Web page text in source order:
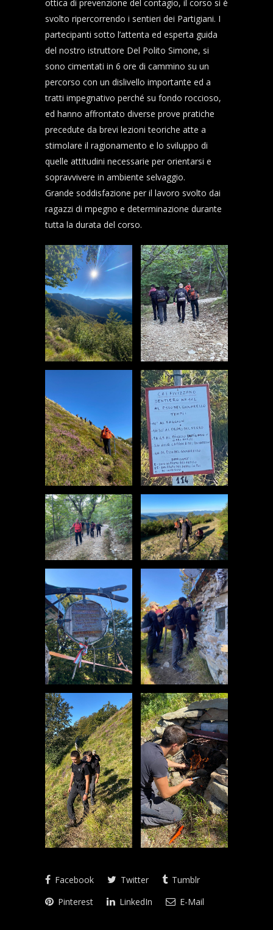
ottica di prevenzione del contagio, il corso si è
svolto ripercorrendo i sentieri dei Partigiani. I
partecipanti sotto l’attenta ed esperta guida
del nostro istruttore Del Polito Simone, si
sono cimentati in 6 ore di cammino su un
percorso con un dislivello importante ed a
tratti impegnativo perché su fondo roccioso,
ed hanno affrontato diverse prove pratiche
precedute da brevi lezioni teoriche atte a
stimolare il ragionamento e lo sviluppo di
quelle attitudini necessarie per orientarsi e
sopravvivere in ambiente selvaggio.
Grande soddisfazione per il lavoro svolto dai
ragazzi di mpegno e determinazione durante
tutta la durata del corso.
Facebook Twitter
Tumblr
Pinterest
LinkedIn E-Mail